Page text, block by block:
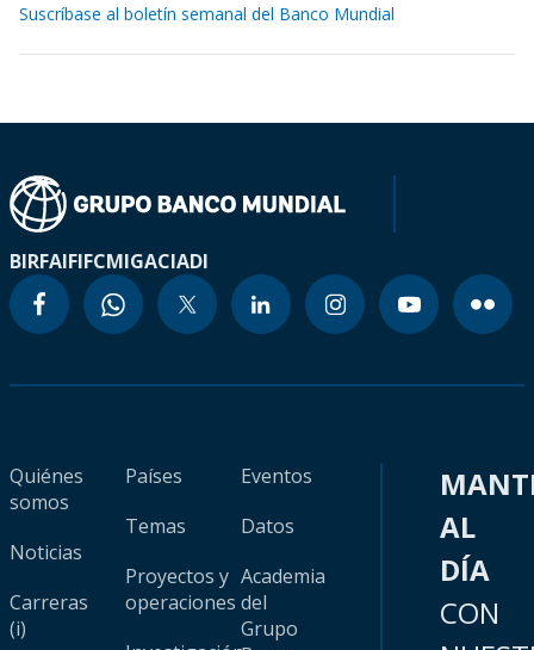
Suscríbase al boletín semanal del Banco Mundial
BIRFAIFIFCMIGACIADI
Quiénes
somos
Noticias
Carreras
(i)
Países
Temas
Proyectos y
operaciones
Eventos
Datos
Academia
del
Grupo
AL
DÍA
CON